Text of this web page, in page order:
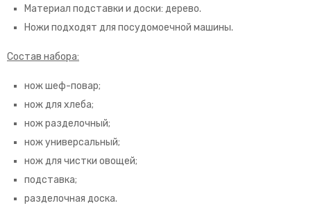
Материал подставки и доски: дерево.
Ножи подходят для посудомоечной машины.
Состав набора:
нож шеф-повар;
нож для хлеба;
нож разделочный;
нож универсальный;
нож для чистки овощей;
подставка;
разделочная доска.